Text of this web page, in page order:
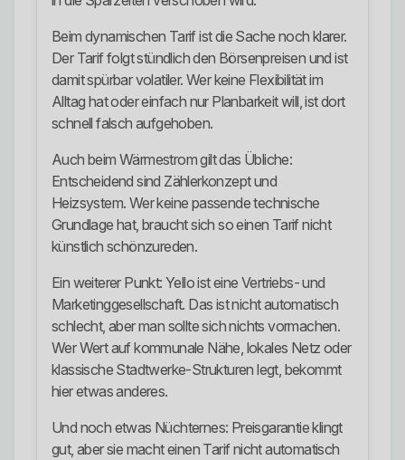
Beim dynamischen Tarif ist die Sache noch klarer.
Der Tarif folgt stündlich den Börsenpreisen und ist
damit spürbar volatiler. Wer keine Flexibilität im
Alltag hat oder einfach nur Planbarkeit will, ist dort
schnell falsch aufgehoben.
Auch beim Wärmestrom gilt das Übliche:
Entscheidend sind Zählerkonzept und
Heizsystem. Wer keine passende technische
Grundlage hat, braucht sich so einen Tarif nicht
künstlich schönzureden.
Ein weiterer Punkt: Yello ist eine Vertriebs- und
Marketinggesellschaft. Das ist nicht automatisch
schlecht, aber man sollte sich nichts vormachen.
Wer Wert auf kommunale Nähe, lokales Netz oder
klassische Stadtwerke-Strukturen legt, bekommt
hier etwas anderes.
Und noch etwas Nüchternes: Preisgarantie klingt
gut, aber sie macht einen Tarif nicht automatisch